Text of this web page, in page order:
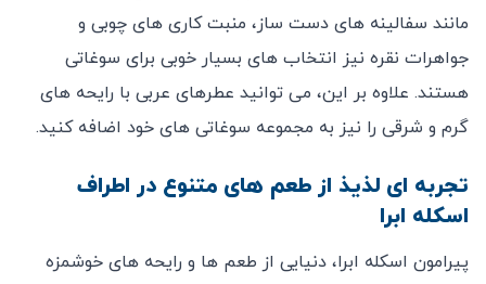
مانند سفالینه‌ های دست‌ ساز، منبت‌ کاری‌ های چوبی و
جواهرات نقره نیز انتخاب ‌های بسیار خوبی برای سوغاتی
هستند. علاوه بر این، می ‌توانید عطرهای عربی با رایحه‌ های
گرم و شرقی را نیز به مجموعه سوغاتی ‌های خود اضافه کنید.
تجربه ‌ای لذیذ از طعم ‌های متنوع در اطراف
اسکله ابرا
پیرامون اسکله ابرا، دنیایی از طعم‌ ها و رایحه‌ های خوشمزه